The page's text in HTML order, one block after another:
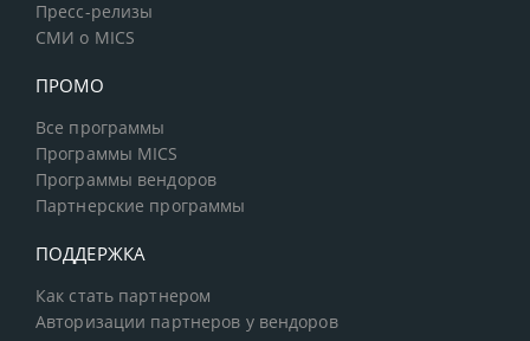
Пресс-релизы
СМИ о MICS
ПРОМО
Все программы
Программы MICS
Программы вендоров
Партнерские программы
ПОДДЕРЖКА
Как стать партнером
Авторизации партнеров у вендоров